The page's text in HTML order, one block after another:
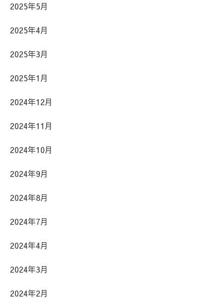
2025年5月
2025年4月
2025年3月
2025年1月
2024年12月
2024年11月
2024年10月
2024年9月
2024年8月
2024年7月
2024年4月
2024年3月
2024年2月